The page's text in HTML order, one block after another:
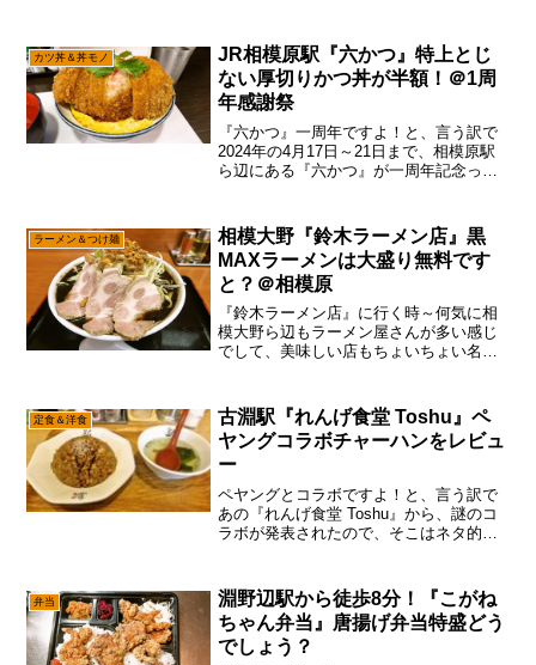
は相模原市にしては珍しく魚系も充実し
てる説で御座います。...
カツ丼＆丼モノ
JR相模原駅『六かつ』特上とじ
ない厚切りかつ丼が半額！＠1周
年感謝祭
『六かつ』一周年ですよ！と、言う訳で
2024年の4月17日～21日まで、相模原駅
ら辺にある『六かつ』が一周年記念って
えて言おう！「乗るしかない！このビッ
グウェーブに...
ラーメン＆つけ麺
相模大野『鈴木ラーメン店』黒
MAXラーメンは大盛り無料です
と？＠相模原
『鈴木ラーメン店』に行く時～何気に相
模大野ら辺もラーメン屋さんが多い感じ
でして、美味しい店もちょいちょい名前
当サイト的にも、そこそこ定期的に相模
大野ら辺に行っちゃう訳で...
定食＆洋食
古淵駅『れんげ食堂 Toshu』ペ
ヤングコラボチャーハンをレビュ
ー
ペヤングとコラボですよ！と、言う訳で
あの『れんげ食堂 Toshu』から、謎のコ
ラボが発表されたので、そこはネタ的に
やこれやがある中で、あえての『ペヤン
グ』とか、ちょっと...
弁当
淵野辺駅から徒歩8分！『こがね
ちゃん弁当』唐揚げ弁当特盛どう
でしょう？